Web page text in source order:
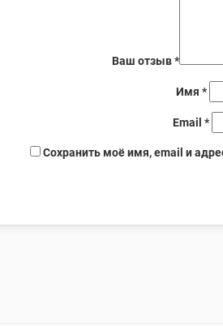
Ваш отзыв*
Имя *
Email*
Сохранить моё имя, email и